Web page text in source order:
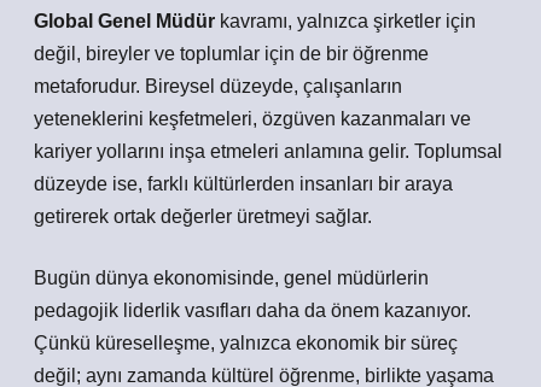
Global Genel Müdür kavramı, yalnızca şirketler için
değil, bireyler ve toplumlar için de bir öğrenme
metaforudur. Bireysel düzeyde, çalışanların
yeteneklerini keşfetmeleri, özgüven kazanmaları ve
kariyer yollarını inşa etmeleri anlamına gelir. Toplumsal
düzeyde ise, farklı kültürlerden insanları bir araya
getirerek ortak değerler üretmeyi sağlar.
Bugün dünya ekonomisinde, genel müdürlerin
pedagojik liderlik vasıfları daha da önem kazanıyor.
Çünkü küreselleşme, yalnızca ekonomik bir süreç
değil; aynı zamanda kültürel öğrenme, birlikte yaşama